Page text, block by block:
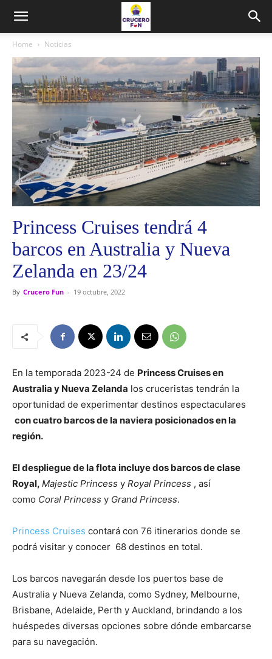
Home Noticias
Princess Cruises tendrá 4
barcos en Australia y Nueva
Zelanda en 23/24
By Crucero Fun - 19 octubre, 2022
En la temporada 2023-24 de Princess Cruises en
Australia y Nueva Zelanda los cruceristas tendrán la
oportunidad de experimentar destinos espectaculares
con cuatro barcos de la naviera posicionados en la
región.
El despliegue de la flota incluye dos barcos de clase
Royal, Majestic Princess y Royal Princess , así
como Coral Princess y Grand Princess.
Princess Cruises contará con 76 itinerarios donde se
podrá visitar y conocer 68 destinos en total.
Los barcos navegarán desde los puertos base de
Australia y Nueva Zelanda, como Sydney, Melbourne,
Brisbane, Adelaide, Perth y Auckland, brindando a los
huéspedes diversas opciones sobre dónde embarcarse
para su navegación.